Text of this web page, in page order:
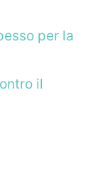
per la
il